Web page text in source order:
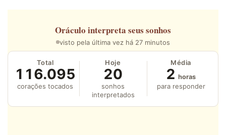
Oráculo interpreta seus sonhos
visto pela última vez há 27 minutos
Total
116.095
corações tocados
Hoje
20
sonhos
interpretados
Média
2 horas
para responder